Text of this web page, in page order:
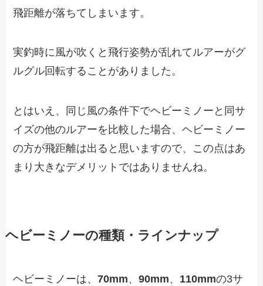
飛距離が落ちてしまいます。
実釣時に風が吹くと飛行姿勢が乱れてルアーがグ
ルグル回転することがありました。
とはいえ、同じ風の条件下でヘビーミノーと同サ
イズの他のルアーを比較した場合、ヘビーミノー
の方が飛距離は出ると思いますので、この点はあ
まり大きなデメリットではありませんね。
ヘビーミノーの種類・ラインナップ
ヘビーミノーは、70mm、90mm、 110mmの3サ